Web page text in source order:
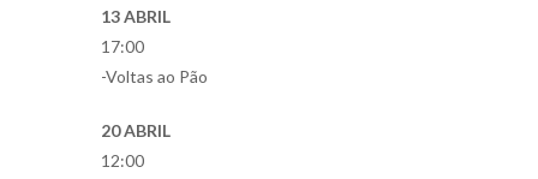
13 ABRIL
17:00
-Voltas ao Pão
20 ABRIL
12:00